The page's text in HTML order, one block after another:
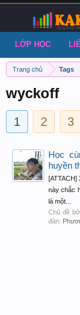
Trang chủ Tags
wyckoff
1 2 3
Học
huyền
[ATTACH]
này chắc
là một...
Chủ đề
đàn:
LỚP HỌC